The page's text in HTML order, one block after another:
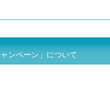
ンペーン」について